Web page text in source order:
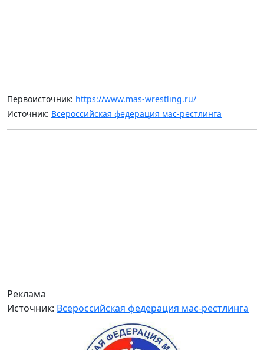
Первоисточник: https://www.mas-wrestling.ru/
Источник: Всероссийская федерация мас-рестлинга
Реклама
Источник: Всероссийская федерация мас-рестлинга